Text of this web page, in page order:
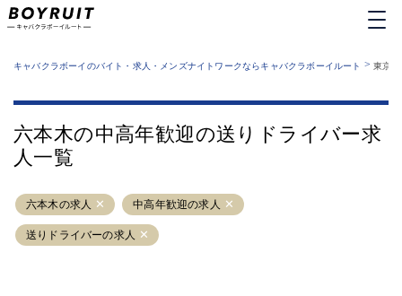
業種から探す
運営者情報
サイトマップ
キャバクラボーイのバイト・求人・メンズナイトワークならキャバクラボーイルート > 東京
六本木の中高年歓迎の送りドライバー求
人一覧
六本木の求人 中高年歓迎の求人
送りドライバーの求人
六本木
池袋
新橋
渋谷
大和
錦糸町
八王子